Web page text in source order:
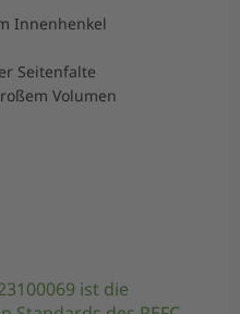
Innenhenkel
Seitenfalte
Volumen
ist die